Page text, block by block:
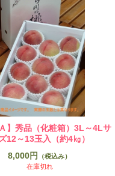
】秀品（化粧箱）3L～4Lサ
12～13玉入（約4㎏）
8,000円
（税込み）
在庫切れ